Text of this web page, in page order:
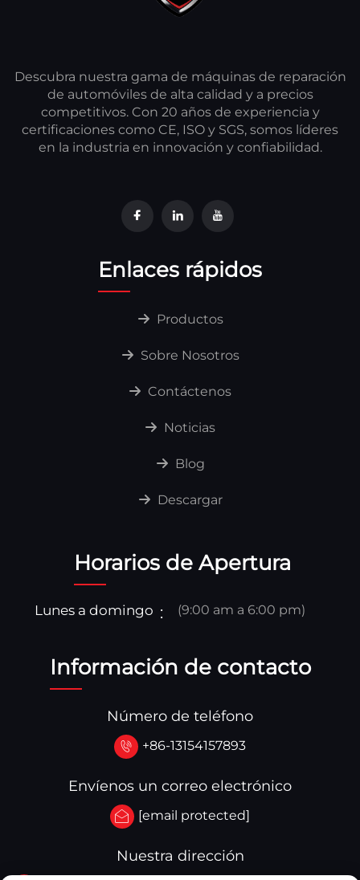
Descubra nuestra gama de máquinas de reparación
de automóviles de alta calidad y a precios
competitivos. Con 20 años de experiencia y
certificaciones como CE, ISO y SGS, somos líderes
en la industria en innovación y confiabilidad.
Enlaces rápidos
Productos
Sobre Nosotros
Contáctenos
Noticias
Blog
Descargar
Horarios de Apertura
Lunes a domingo (9:00 am a 6:00 pm)
Información de contacto
Número de teléfono
+86-13154157893
Envíenos un correo electrónico
[email protected]
Nuestra dirección